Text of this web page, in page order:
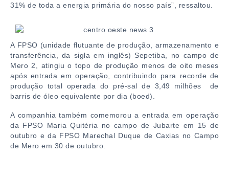
31% de toda a energia primária do nosso país”, ressaltou.
A FPSO (unidade flutuante de produção, armazenamento e
transferência, da sigla em inglês) Sepetiba, no campo de
Mero 2, atingiu o topo de produção menos de oito meses
após entrada em operação, contribuindo para recorde de
produção total operada do pré-sal de 3,49 milhões de
barris de óleo equivalente por dia (boed).
A companhia também comemorou a entrada em operação
da FPSO Maria Quitéria no campo de Jubarte em 15 de
outubro e da FPSO Marechal Duque de Caxias no Campo
de Mero em 30 de outubro.